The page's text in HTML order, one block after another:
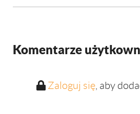
Komentarze
Zaloguj się, aby